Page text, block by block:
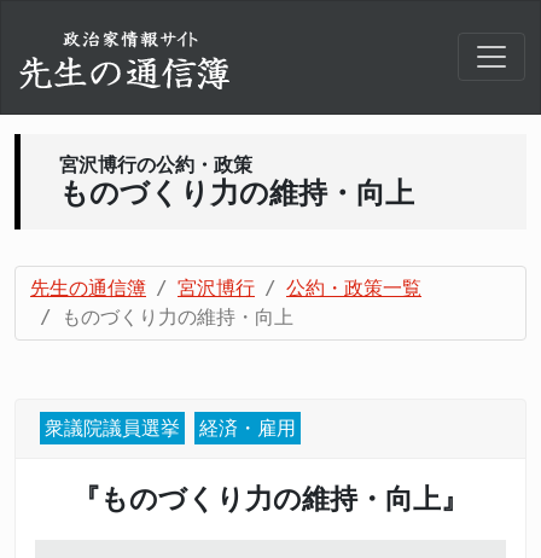
宮沢博行の公約・政策
ものづくり力の維持・向上
先生の通信簿 宮沢博行
公約・政策一覧
ものづくり力の維持・向上
衆議院議員選挙 経済・雇用
『ものづくり力の維持・向上』